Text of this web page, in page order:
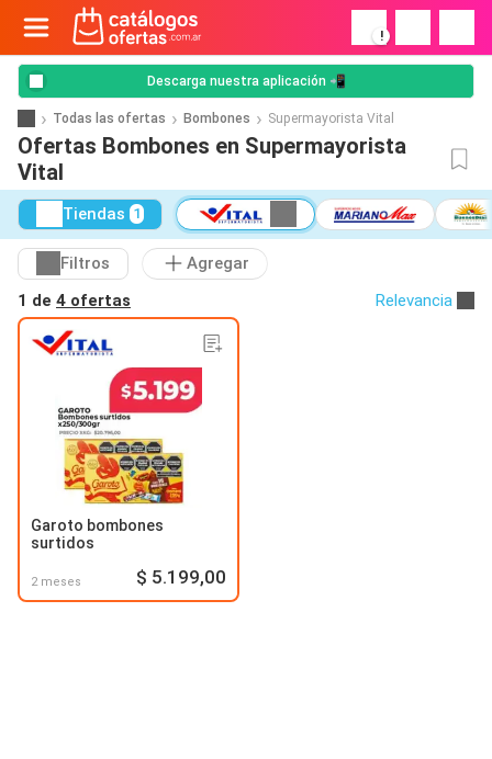
!
Descarga nuestra aplicación 📲
Todas las ofertas Bombones Supermayorista Vital
Ofertas Bombones en Supermayorista
Vital
Tiendas 1
Filtros
Agregar
1 de 4 ofertas Relevancia
Garoto bombones
surtidos
2 meses $ 5.199,00